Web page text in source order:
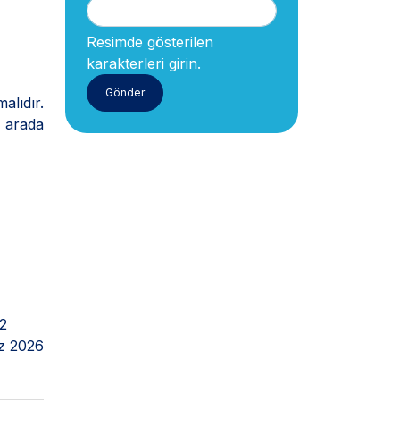
2026
Resimde gösterilen
karakterleri girin.